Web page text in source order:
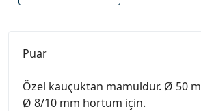
Puar
Özel kauçuktan mamuldur. Ø 50
Ø 8/10 mm hortum için.